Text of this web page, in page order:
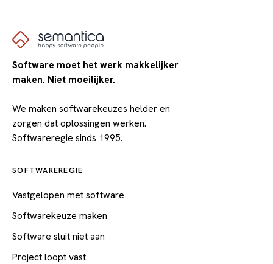
Software moet het werk makkelijker
maken. Niet moeilijker.
We maken softwarekeuzes helder en
zorgen dat oplossingen werken.
Softwareregie sinds 1995.
SOFTWAREREGIE
Vastgelopen met software
Softwarekeuze maken
Software sluit niet aan
Project loopt vast